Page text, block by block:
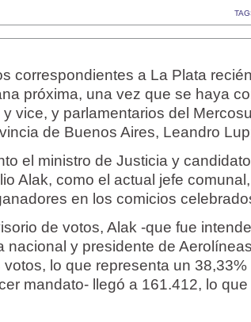
correspondientes a La Plata
próxima, una vez que se haya
vice, y parlamentarios del
de Buenos Aires, Leandro
el ministro de Justicia y
Alak, como el actual jefe
en los comicios
de votos, Alak -que fue
nacional y presidente de
lo que representa un 38,33%
mandato- llegó a 161.412, lo que